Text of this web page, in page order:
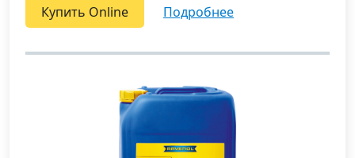
Купить Online подробнее